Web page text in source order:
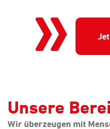
Unsere
Wir überzeugen mit